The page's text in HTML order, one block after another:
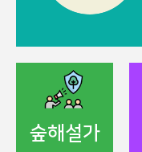
숲해설가